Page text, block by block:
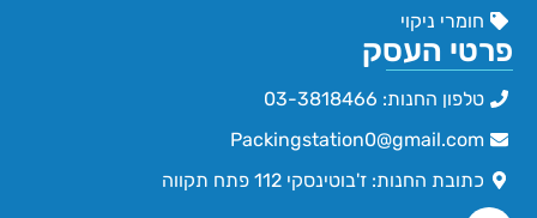
חומרי ניקוי
פרטי העסק
טלפון החנות: 03-3818466
Packingstation0@gmail.com
כתובת החנות: ז'בוטינסקי 112 פתח תקווה